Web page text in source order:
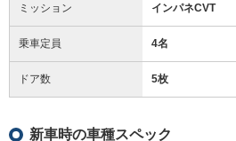
ミッション インパネCVT
乗車定員 4名
ドア数 5枚
新車時の車種スペック